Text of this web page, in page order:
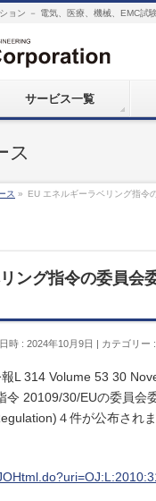
ョン － 電気、医療、機械、EMC試
サービス一覧
ス
ス » EU エネルギーラベリング指
ング指令の委員
時 : 2024年10月9日 カテゴリー :
L 314 Volume 53 30
令 20109/30/EUの委員会
４件が公布され